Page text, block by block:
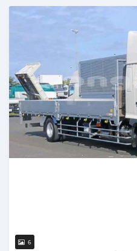
Publié il y a 2 mois
6